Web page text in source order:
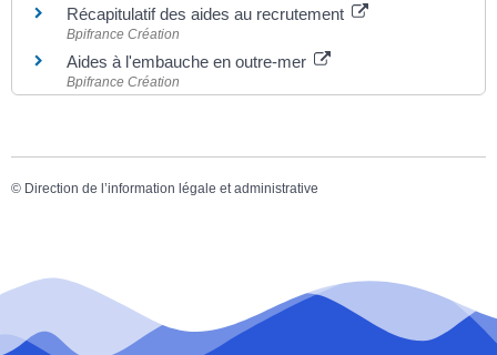
Récapitulatif des aides au recrutement
Bpifrance Création
Aides à l'embauche en outre-mer
Bpifrance Création
© Direction de l’information légale et administrative